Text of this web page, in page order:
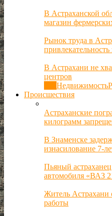
В Астраханской
магазин
Рынок труда в
привлекательность
В Астрахани не
центров
Недвижимость
Происшествия
Астраханские
килограмм
В Знаменске
изнасилование 7-
Пьяный
автомобиля «ВАЗ
Житель Астрахани
работы